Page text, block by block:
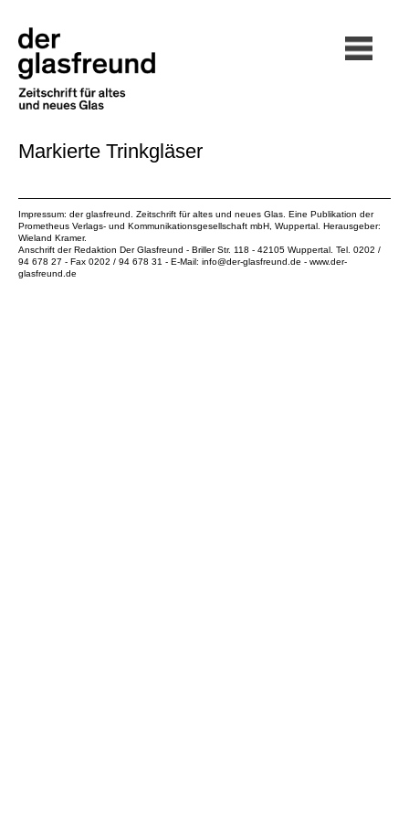
Markierte Trinkgläser
Impressum: der glasfreund. Zeitschrift für altes und neues Glas. Eine Publikation der
Prometheus Verlags- und Kommunikationsgesellschaft mbH , Wuppertal. Herausgeber:
Wieland Kramer.
Anschrift der Redaktion Der Glasfreund - Briller Str. 118 - 42105 Wuppertal. Tel. 0202 /
94 678 27 - Fax 0202 / 94 678 31 - E-Mail: info@der-glasfreund.de - www.der-
glasfreund.de